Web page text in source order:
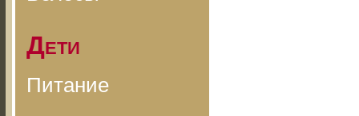
Дети
Питание